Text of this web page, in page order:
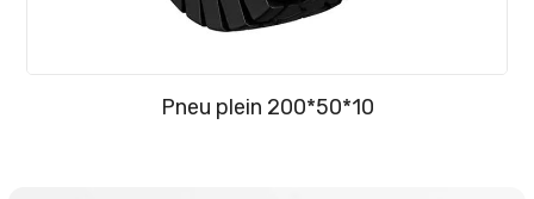
Pneu plein 200*50*10